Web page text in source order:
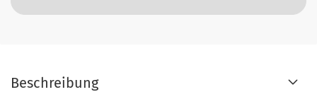
Beschreibung